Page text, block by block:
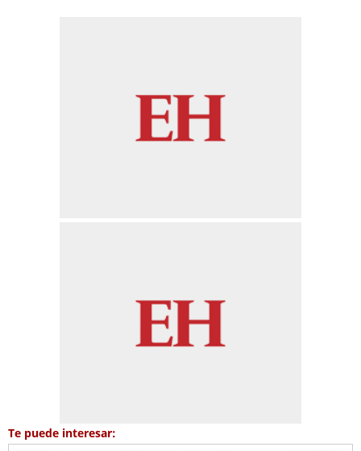
Te puede interesar: